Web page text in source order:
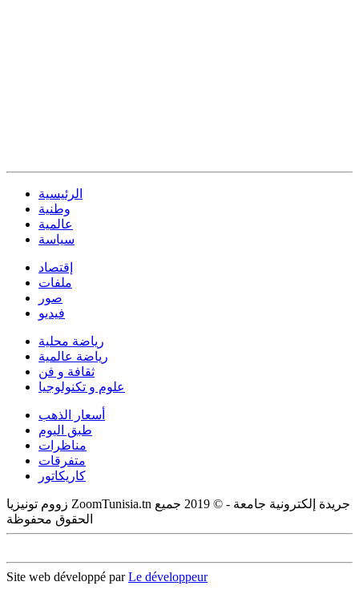
الرئيسية
وطنية
عالمية
سياسة
إقتصاد
ملفات
صور
فيديو
رياضة محلية
رياضة عالمية
ثقافة و فن
علوم و تكنولوجيا
أسعار الذهب
طبق اليوم
مناظرات
متفرقات
كاريكاتور
زووم تونيزيا ZoomTunisia.tn جريدة إلكترونية جامعة - © 2019 جميع
الحقوق محفوظة
Site web développé parLe développeur